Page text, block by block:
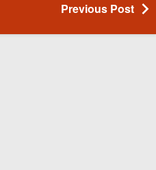
Previous Post